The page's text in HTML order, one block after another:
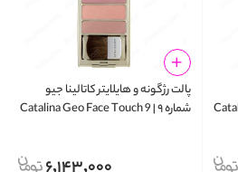
پالت رژگونه و هایلایتر کاتالینا جیو
شماره ۹ | Catalina Geo Face Touch 9